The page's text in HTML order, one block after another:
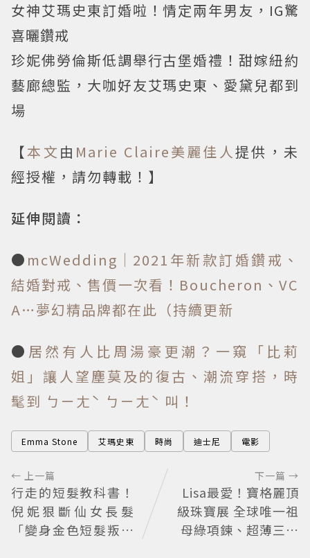
女神艾瑪史東訂婚啦！情定兩年男友，IG驚
喜曬鑽戒
珍妮佛勞倫斯低調舉行古堡婚禮！甜嫁紐約
藝廊總監，大咖好友艾瑪史東、愛黛兒都到
場
【本文 由 Marie Claire美麗佳人提供，未
經授權，請勿轉載！】
延伸閱讀：
● mcWedding│2021年新款訂婚鑽戒、
結婚對戒、售價一次看！Boucheron、VC
A…夢幻精品牌都在此（持續更新
● 居然有人比周湯豪更潮？一窺「比莉
姐」讓人望塵莫及的復古、潮流穿搭，時
髦到 ㄅㄧㄤˋ ㄅㄧㄤˋ 叫！
Emma Stone 艾瑪史東 時尚 迪士尼 電影
← 上一篇
行走的短髮教科書！
倪妮狠斷仙女長髮
「變身金色短髮叛逆
下一篇 →
Lisa最愛！寶格麗頂
級珠寶展 全球唯一祖
母綠項鍊、超薄三問